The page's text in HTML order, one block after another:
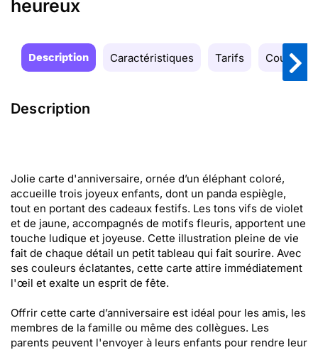
heureux
Description Caractéristiques Tarifs Couleurs
Description
Jolie carte d'anniversaire, ornée d’un éléphant coloré,
accueille trois joyeux enfants, dont un panda espiègle,
tout en portant des cadeaux festifs. Les tons vifs de violet
et de jaune, accompagnés de motifs fleuris, apportent une
touche ludique et joyeuse. Cette illustration pleine de vie
fait de chaque détail un petit tableau qui fait sourire. Avec
ses couleurs éclatantes, cette carte attire immédiatement
l'œil et exalte un esprit de fête.
Offrir cette carte d’anniversaire est idéal pour les amis, les
membres de la famille ou même des collègues. Les
parents peuvent l'envoyer à leurs enfants pour rendre leur